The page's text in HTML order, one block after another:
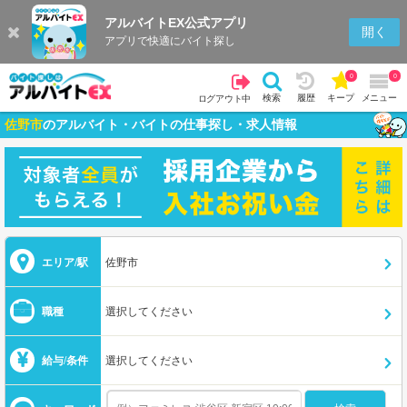
アルバイトEX公式アプリ
アプリで快適にバイト探し
開く
ログアウト中 検索 履歴 キープ
0
メニュー
0
佐野市のアルバイト・バイトの仕事探し・求人情報
エリア/駅 佐野市
職種 選択してください
給与/条件 選択してください